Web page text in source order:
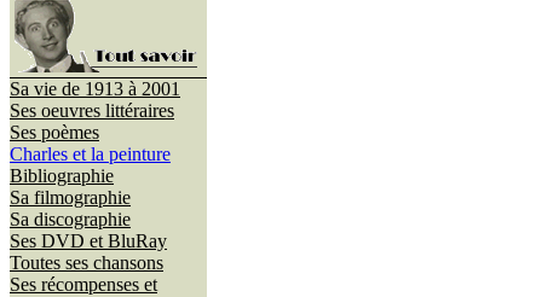
Sa vie de 1913 à 2001
Ses oeuvres littéraires
Ses poèmes
Charles et la peinture
Bibliographie
Sa filmographie
Sa discographie
Ses DVD et BluRay
Toutes ses chansons
Ses récompenses et